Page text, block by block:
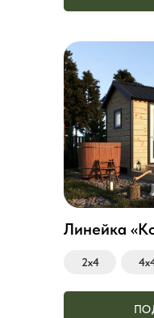
Линейка
2х4